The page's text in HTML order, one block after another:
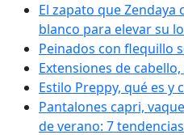
El zapato que
blanco para elevar su
Peinados con flequillo
Extensiones de
Estilo Preppy, qué es
Pantalones capri,
de verano: 7